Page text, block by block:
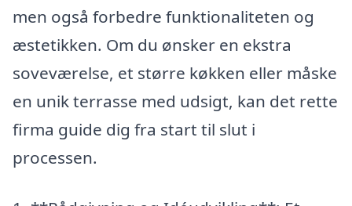
men også forbedre funktionaliteten og
æstetikken. Om du ønsker en ekstra
soveværelse, et større køkken eller måske
en unik terrasse med udsigt, kan det rette
firma guide dig fra start til slut i
processen.